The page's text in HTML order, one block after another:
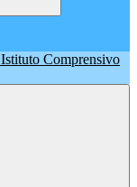
Istituto Comprensivo